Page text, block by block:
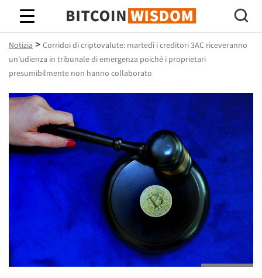
Saggezza Bitcoin
Notizia > Corridoi di criptovalute: martedì i creditori 3AC riceveranno
un'udienza in tribunale di emergenza poiché i proprietari
presumibilmente non hanno collaborato